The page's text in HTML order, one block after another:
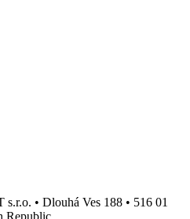
• Dlouhá Ves 188 • 516 01
Republic